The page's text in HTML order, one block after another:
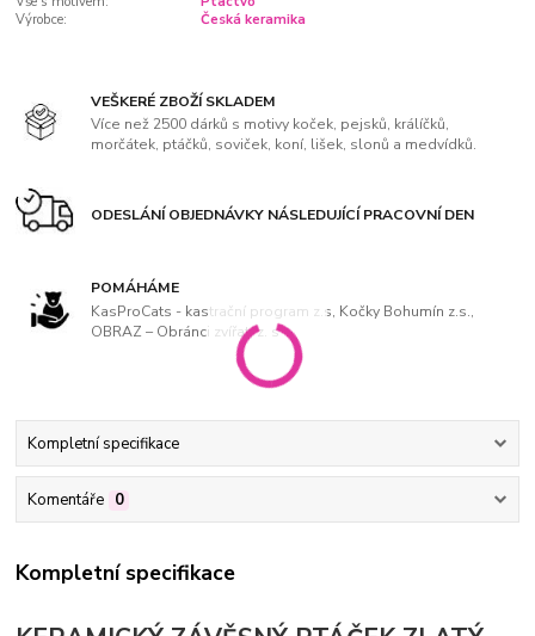
Výrobce:
Česká keramika
VEŠKERÉ ZBOŽÍ SKLADEM
Více než 2500 dárků s motivy koček, pejsků, králíčků,
morčátek, ptáčků, soviček, koní, lišek, slonů a medvídků.
ODESLÁNÍ OBJEDNÁVKY NÁSLEDUJÍCÍ PRACOVNÍ DEN
POMÁHÁME
KasProCats - kastrační program z.s, Kočky Bohumín z.s.,
OBRAZ – Obránci zvířat, z. s
Kompletní specifikace
Komentáře 0
Kompletní specifikace